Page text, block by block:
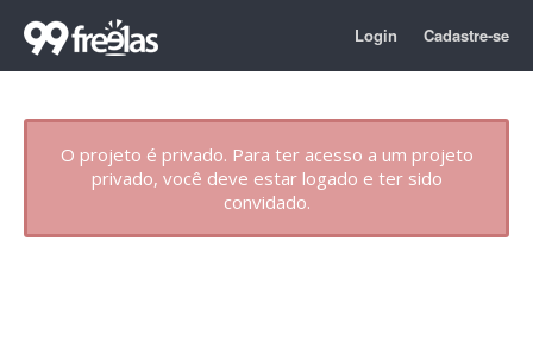
Login Cadastre-se
O projeto é privado. Para ter acesso a um projeto
privado, você deve estar logado e ter sido
convidado.